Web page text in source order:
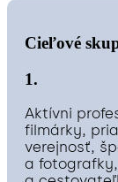
Cieľové
1.
Aktívni
filmárky,
verejnosť,
a